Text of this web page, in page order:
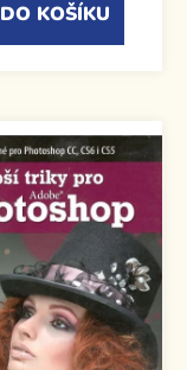
DO KOŠÍKU